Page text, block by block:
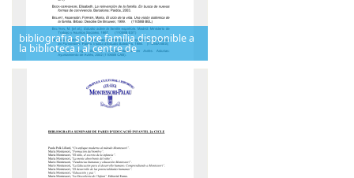
bibliografia sobre família disponible a
la biblioteca i al centre de